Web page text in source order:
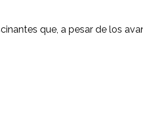
que, a pesar de los